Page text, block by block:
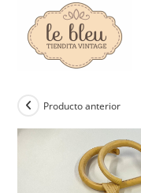
contenido
Producto anterior